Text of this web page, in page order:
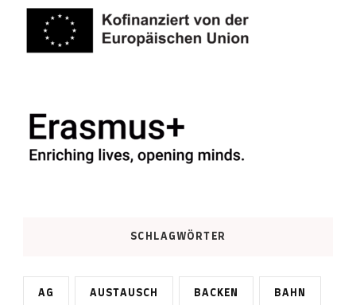
SCHLAGWÖRTER
AG AUSTAUSCH BACKEN BAHN